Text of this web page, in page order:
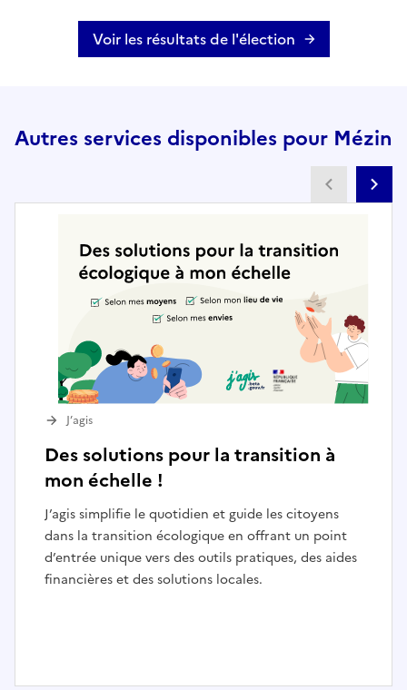
Voir les résultats de l'élection
Autres services disponibles pour Mézin
Des solutions pour la transition à
mon échelle !
J’agis simplifie le quotidien et guide les citoyens
dans la transition écologique en offrant un point
d’entrée unique vers des outils pratiques, des aides
financières et des solutions locales.
J’agis